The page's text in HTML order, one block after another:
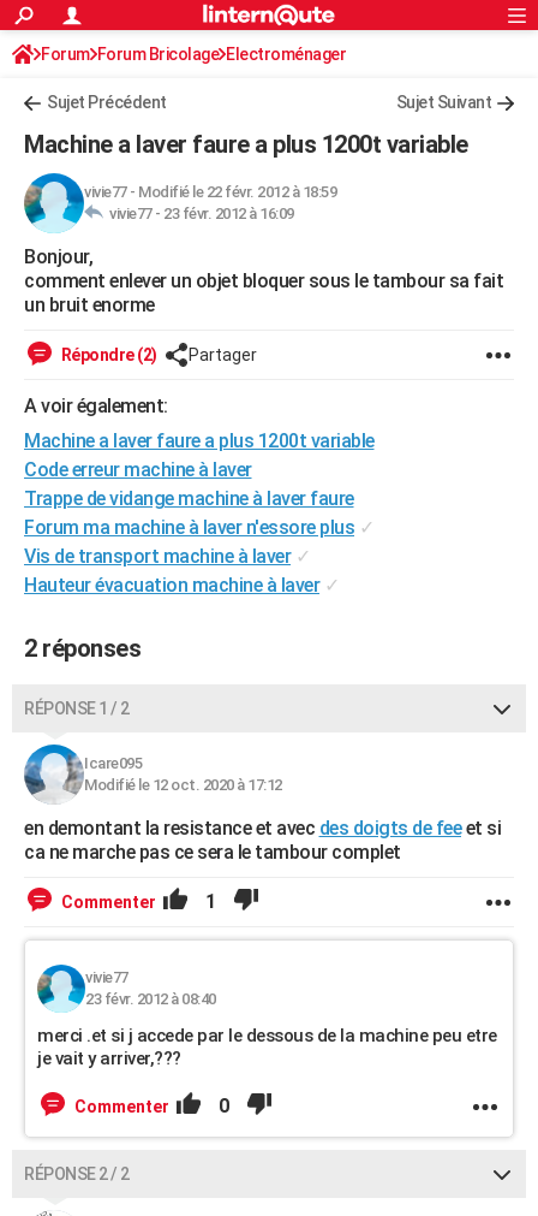
ACTUALITÉS
Politique
Société
Faits Divers
Education
Monde
Villes
+
FINANCE
Retraite
Impôts
Epargne
Immobilier
Risques naturels par ville
Banque
Assurance
Crédit
AUTO
Essais
Réserver un essai
Citadines
Berlines
SUV
Forum auto
+HIGH-TECH
Mobiles
Meilleur smartphone
Internet
Ordinateurs
Jeux vidéo
Guide high-tech
+
Forum
Aménagement intérieur
Extérieur
Cuisine
Salle de bains
Jardinage
Rangement
WEEK-END
Guides de France
Escapades
Patrimoine
Expositions
Musées
Week-end nature
+LIFESTYLE
Art de vivre
Bien-être
Loisirs
Mode
Modes de vie
SANTE
Alimentation
Guide de la santé
Maladies
Médicaments
Sommeil
VOYAGE
Destinations
City break
Voyage nature
Voyage de noces
Forum
Climat
+PHOTO
BONS PLANS
CARTE DE VOEUX
Carte de Noël
Carte Bonne année
Carte Saint-Valentin
Carte Pâques
Carte d'anniversaire
DICTIONNAIRE
Dictionnaire
Biographies
Citations
Expressions
Proverbes
COPAINS D'AVANT
S'inscrire
Se connecter
Lycées
Collèges
Primaires
Universités
Entreprises
Service militaire
Avis de recherche
AVIS DE DÉCÈS
Bricolage
Lifestyle
Culture
Sport
Auto
Television
Voyage
Cinema
S'inscrire
Connexion
Forum Forum Bricolage Electroménager
Sujet Précédent Sujet Suivant
Machine a laver faure a plus 1200t variable
vivie77- Modifié le 22 févr. 2012 à 18:59
vivie77 - 23 févr. 2012 à 16:09
Bonjour,
comment enlever un objet bloquer sous le tambour sa fait
un bruit enorme
Répondre (2) Partager
A voir également:
Machine a laver faure a plus 1200t variable
Code erreur machine à laver
Trappe de vidange machine à laver faure
Forum ma machine à laver n'essore plus ✓
Vis de transport machine à laver ✓
Hauteur évacuation machine à laver ✓
2 réponses
RÉPONSE 1 / 2
Icare095
Modifié le 12 oct. 2020 à 17:12
en demontant la resistance et avec des doigts de feeet si
ca ne marche pas ce sera le tambour complet
Commenter 1
vivie77
23 févr. 2012 à 08:40
merci .et si j accede par le dessous de la machine peu etre
je vait y arriver,???
Commenter 0
RÉPONSE 2 / 2